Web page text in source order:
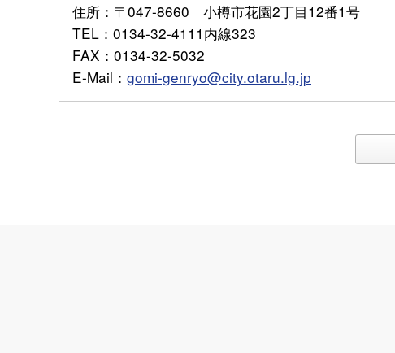
住所 ：〒047-8660 小樽市花園2丁目12番1号
TEL ：0134-32-4111内線323
FAX ：0134-32-5032
E-Mail ： gomi-genryo@city.otaru.lg.jp